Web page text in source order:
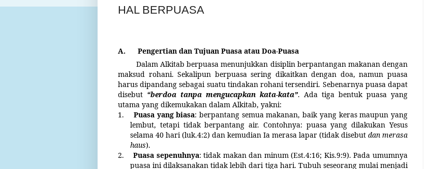
HAL BERPUASA
A.
Pengertian dan Tujuan Puasa atau Doa-Puasa
Dalam Alkitab berpuasa menunjukkan disiplin berpantangan makanan dengan
maksud rohani. Sekalipun berpuasa sering dikaitkan dengan doa, namun puasa
harus dipandang sebagai suatu tindakan rohani tersendiri. Sebenarnya puasa dapat
disebut “berdoa tanpa mengucapkan kata-kata”. Ada tiga bentuk puasa yang
utama yang dikemukakan dalam Alkitab, yakni:
1.
Puasa yang biasa: berpantang semua makanan, baik yang keras maupun yang
lembut, tetapi tidak berpantang air. Contohnya: puasa yang dilakukan Yesus
selama 40 hari (luk.4:2) dan kemudian Ia merasa lapar (tidak disebut dan merasa
haus).
2.
Puasa sepenuhnya: tidak makan dan minum (Est.4:16; Kis.9:9). Pada umumnya
puasa ini dilaksanakan tidak lebih dari tiga hari. Tubuh seseorang mulai menjadi